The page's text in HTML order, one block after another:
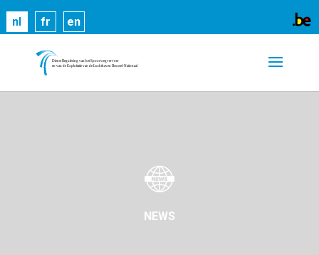
nl fr en
NEWS
Cookies helpen ons bij het leveren van onze
diensten. Door gebruik te maken van onze diensten,
gaat u akkoord met ons gebruik van cookies.
informatie